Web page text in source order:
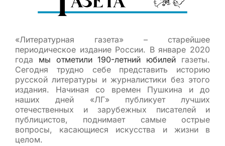
«Литературная газета» – старейшее
периодическое издание России. В январе 2020
года мы отметили 190-летний юбилей газеты.
Сегодня трудно себе представить историю
русской литературы и журналистики без этого
издания. Начиная со времен Пушкина и до
наших дней «ЛГ» публикует лучших
отечественных и зарубежных писателей и
публицистов, поднимает самые острые
вопросы, касающиеся искусства и жизни в
целом.